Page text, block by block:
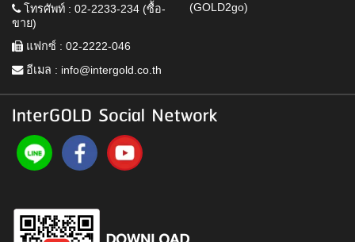
โทรศัพท์ : 02-2233-234 (ซื้อ-
ขาย)
แฟกซ์ : 02-2222-046
อีเมล : info@intergold.co.th
(GOLD2go)
InterGOLD Social Network